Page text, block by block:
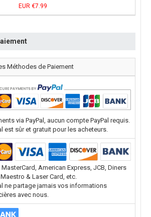
EUR €7.99
Méthodes de Paiement
via PayPal, aucun compte PayPal requis.
est sûr et gratuit pour les acheteurs.
MasterCard, American Express, JCB, Diners
& Laser Card, etc.
ne partage jamais vos informations
avec nous.